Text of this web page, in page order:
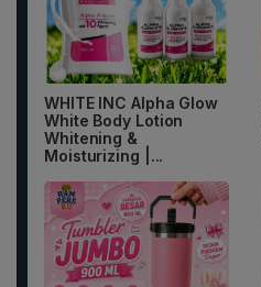
WHITE INC Alpha Glow
White Body Lotion
Whitening &
Moisturizing |...